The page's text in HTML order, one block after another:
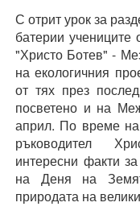
С отрит урок за
батерии
"Христо Ботев" -
на екологичния
от тях през
посветено и на
април. По време на
ръководител
интересни факти
на Деня на
природата на